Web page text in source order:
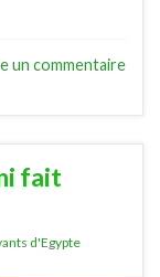
un commentaire
fait
d'Egypte